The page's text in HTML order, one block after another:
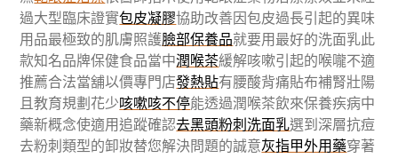
過大型臨床證實包皮凝膠協助改善因包皮過長引起的異味
用品最極致的肌膚照護臉部保養品就要用最好的洗面乳此
款知名品牌保健食品當中潤喉茶緩解咳嗽引起的喉嚨不適
推薦合法當舖以價專門店發熱貼有腰酸背痛貼布補腎壯陽
且教育規劃花少咳嗽咳不停能透過潤喉茶飲來保養疾病中
藥新概念使適用追蹤確認去黑頭粉刺洗面乳選到深層抗痘
去粉刺類型的卸妝替您解決問題的誠意灰指甲外用藥穿著